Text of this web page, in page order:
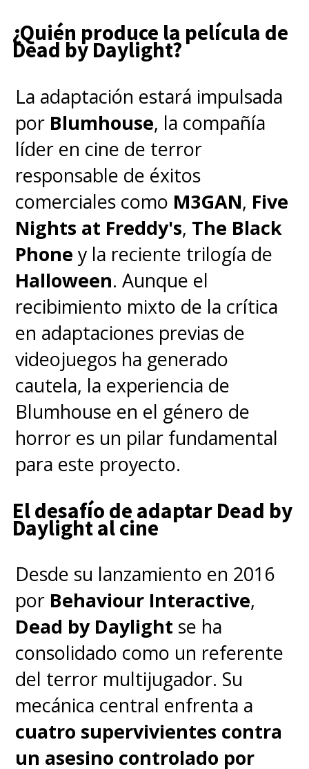
¿Quién produce la película de
Dead by Daylight?
La adaptación estará impulsada
por Blumhouse, la compañía
líder en cine de terror
responsable de éxitos
comerciales como M3GAN, Five
Nights at Freddy's, The Black
Phone y la reciente trilogía de
Halloween. Aunque el
recibimiento mixto de la crítica
en adaptaciones previas de
videojuegos ha generado
cautela, la experiencia de
Blumhouse en el género de
horror es un pilar fundamental
para este proyecto.
El desafío de adaptar Dead by
Daylight al cine
Desde su lanzamiento en 2016
por Behaviour Interactive,
Dead by Daylight se ha
consolidado como un referente
del terror multijugador. Su
mecánica central enfrenta a
cuatro supervivientes contra
un asesino controlado por